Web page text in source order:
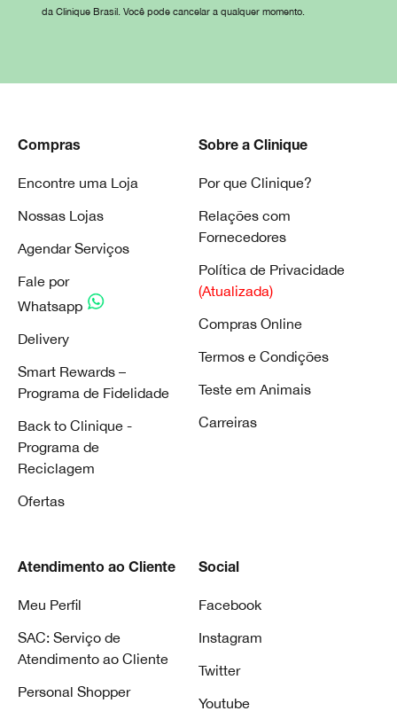
da Clinique Brasil. Você pode cancelar a qualquer momento.
Compras
Encontre uma Loja
Nossas Lojas
Agendar Serviços
Fale por
Whatsapp
Delivery
Smart Rewards –
Programa de Fidelidade
Back to Clinique -
Programa de
Reciclagem
Ofertas
Sobre a Clinique
Por que Clinique?
Relações com
Fornecedores
Política de Privacidade
(Atualizada)
Compras Online
Termos e Condições
Teste em Animais
Carreiras
Atendimento ao Cliente
Meu Perfil
SAC: Serviço de
Atendimento ao Cliente
Personal Shopper
Social
Facebook
Instagram
Twitter
Youtube